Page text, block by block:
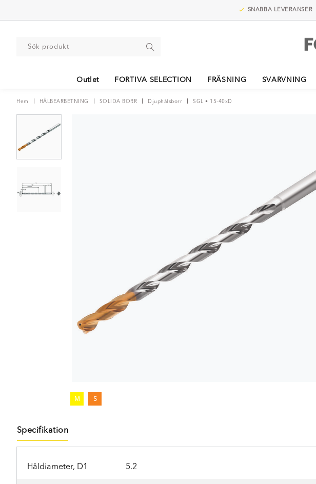
SNABBA LEVERANSER
Outlet FORTIVA SELECTION FRÄSNING SVARVNING
Hem HÅLBEARBETNING SOLIDA BORR Djuphålsborr SGL • 15-40xD
M S
Specifikation
Håldiameter, D1 5.2